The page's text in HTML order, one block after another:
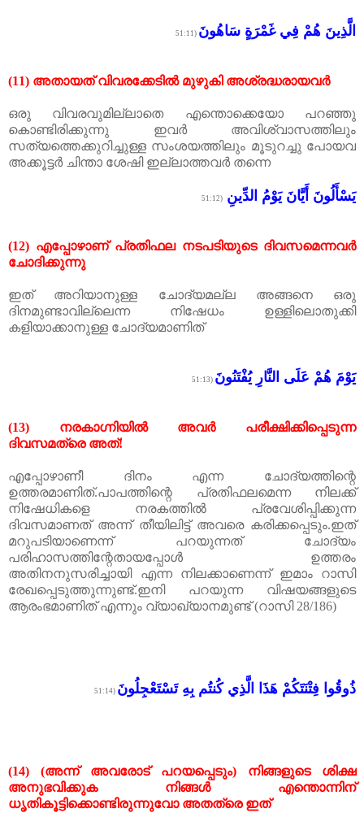
الَّذِينَ هُمْ فِي غَمْرَةٍ سَاهُونَ (51:11
(11) അതായത് വിവരക്കേടിൽ മുഴുകി അശ്രദ്ധരായവർ
ഒരു വിവരവുമില്ലാതെ എന്തൊക്കെയോ
പറഞ്ഞു
കൊണ്ടിരിക്കുന്നു
ഇവർ
അവിശ്വാസത്തിലും
സത്യത്തെക്കുറിച്ചുള്ള സംശയത്തിലും മൂടുറച്ചു പോയവ
അക്കൂട്ടർ ചിന്താ ശേഷി ഇല്ലാത്തവർ തന്നെ
يَسْأَلُونَ أَيَّانَ يَوْمُ الدِّينِ (51:12
(12) എപ്പോഴാണ് പ്രതിഫല നടപടിയുടെ ദിവസമെന്നവർ
ചോദിക്കുന്നു
ഇത് അറിയാനുള്ള ചോദ്യമല്ല അങ്ങനെ ഒരു
ദിനമുണ്ടാവില്ലെന്ന നിഷേധം ഉള്ളിലൊതുക്കി
കളിയാക്കാനുള്ള ചോദ്യമാണിത്
يَوْمَ هُمْ عَلَى النَّارِ يُفْتَنُونَ (51:13
(13) നരകാഗ്നിയിൽ അവർ
പരീക്ഷിക്കിപ്പെടുന്ന
ദിവസമത്രെ അത്‌!
എപ്പോഴാണീ ദിനം എന്ന
ചോദ്യത്തിന്റെ
ഉത്തരമാണിത്.പാപത്തിന്റെ പ്രതിഫലമെന്ന
നിലക്ക്
നിഷേധികളെ
നരകത്തിൽ
പ്രവേശിപ്പിക്കുന്ന
ദിവസമാണത് അന്ന് തീയിലിട്ട് അവരെ കരിക്കപ്പെടും.ഇത്
മറുപടിയാണെന്ന് പറയുന്നത് ചോദ്യം
പരിഹാസത്തിന്റേതായപ്പോൾ ഉത്തരം
അതിനനുസരിച്ചായി എന്ന നിലക്കാണെന്ന് ഇമാം റാസി
രേഖപ്പെടുത്തുന്നുണ്ട്.ഇനി പറയുന്ന വിഷയങ്ങളുടെ
ആരംഭമാണിത് എന്നും വ്യാഖ്യാനമുണ്ട്(റാസി28/186)
ذُوقُوا فِتْنَتَكُمْ هَذَا الَّذِي كُنتُم بِهِ تَسْتَعْجِلُونَ (51:14
(14) (അന്ന് അവരോട് പറയപ്പെടും) നിങ്ങളുടെ
ശിക്ഷ
അനുഭവിക്കുക
നിങ്ങൾ
എന്തൊന്നിന്
ധൃതികൂട്ടിക്കൊണ്ടിരുന്നുവോ അതത്രെ ഇത്